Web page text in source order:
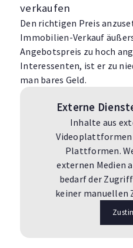
verkaufen
Den richtigen Preis
Immobilien-Verkauf
Angebotspreis zu hoch
Interessenten, ist er zu
man bares Geld.
Externe
Inhalte aus
Videoplattformen
Plattformen.
externen Medien
bedarf der
keiner manuellen